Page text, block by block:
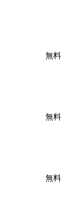
無料
無料
無料